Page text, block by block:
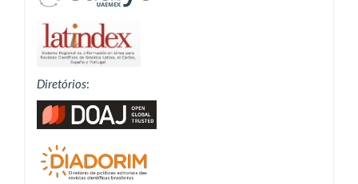
Diretórios: